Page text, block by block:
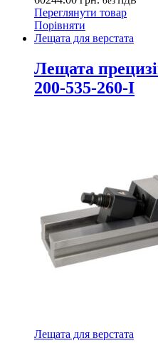
Переглянути товар
Порівняти
Лещата для верстата
Лещата
200-535-260-I
Лещата для верстата